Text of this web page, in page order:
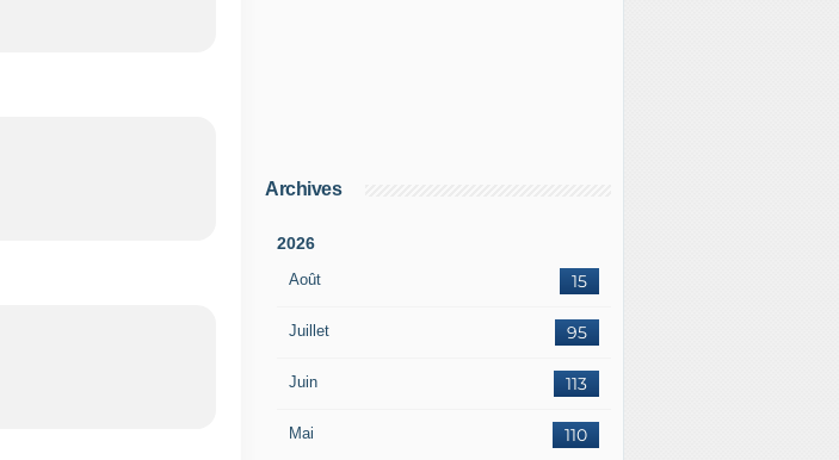
Archives
2026
Août 15
Juillet 95
Juin 113
Mai 110